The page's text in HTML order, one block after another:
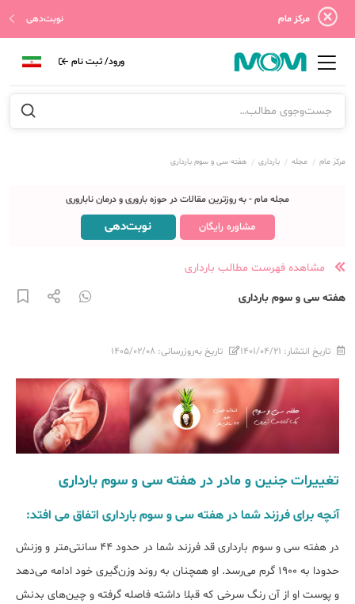
مرکز مام نوبت‌دهی
ورود/ ثبت نام
مرکز مام مجله بارداری هفته سی و سوم بارداری
مجله مام - به روزترین مقالات در حوزه باروری و درمان ناباروری
مشاوره رایگان نوبت‌دهی
مشاهده فهرست مطالب بارداری
هفته سی و سوم بارداری
تاریخ انتشار: ۱۴۰۱/۰۴/۲۱ تاریخ به‌روزرسانی: ۱۴۰۵/۰۲/۰۸
تغییرات جنین و مادر در هفته سی و سوم بارداری
آنچه برای فرزند شما در هفته سی و سوم بارداری اتفاق می افتد:
در هفته سی و سوم بارداری قد فرزند شما در حدود 44 سانتی‌متر و وزنش
حدودا به 1900 گرم می‌رسد. او همچنان به روند وزن‌گیری خود ادامه می‌دهد
و پوست او از آن رنگ سرخی که قبلا داشته فاصله گرفته و چین‌های بدنش